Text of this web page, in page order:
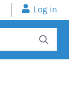
Log in